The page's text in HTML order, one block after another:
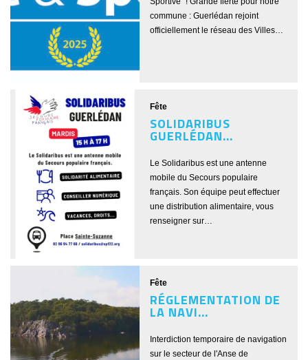
commune : Guerlédan rejoint
officiellement le réseau des Villes…
Fête
SOLIDARIBUS
GUERLÉDAN...
Le Solidaribus est une antenne
mobile du Secours populaire
français. Son équipe peut effectuer
une distribution alimentaire, vous
renseigner sur…
Fête
RÉGLEMENTATION DE
LA NAVI...
Interdiction temporaire de navigation
sur le secteur de l'Anse de